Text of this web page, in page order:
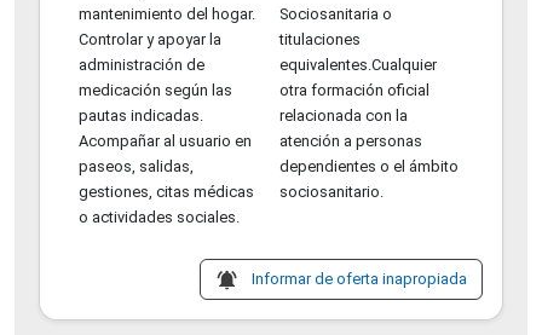
mantenimiento del hogar.
Controlar y apoyar la
administración de
medicación según las
pautas indicadas.
Acompañar al usuario en
paseos, salidas,
gestiones, citas médicas
o actividades sociales.
Sociosanitaria o
titulaciones
equivalentes.Cualquier
otra formación oficial
relacionada con la
atención a personas
dependientes o el ámbito
sociosanitario.
notifications_active Informar de oferta inapropiada